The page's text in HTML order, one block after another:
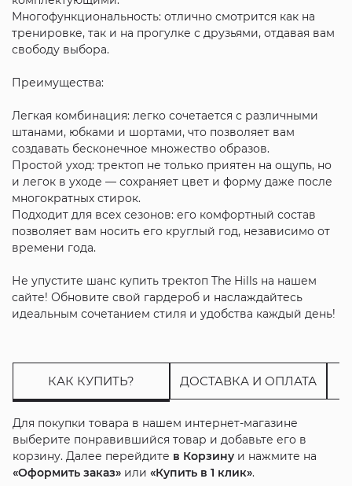
Многофункциональность: отлично смотрится как на
тренировке, так и на прогулке с друзьями, отдавая вам
свободу выбора.
Преимущества:
Легкая комбинация: легко сочетается с различными
штанами, юбками и шортами, что позволяет вам
создавать бесконечное множество образов.
Простой уход: тректоп не только приятен на ощупь, но
и легок в уходе — сохраняет цвет и форму даже после
многократных стирок.
Подходит для всех сезонов: его комфортный состав
позволяет вам носить его круглый год, независимо от
времени года.
Не упустите шанс купить тректоп The Hills на нашем
сайте! Обновите свой гардероб и наслаждайтесь
идеальным сочетанием стиля и удобства каждый день!
КАК КУПИТЬ? ДОСТАВКА И ОПЛАТА
Для покупки товара в нашем интернет-магазине
выберите понравившийся товар и добавьте его в
корзину. Далее перейдите в Корзинуи нажмите на
«Оформить заказ»или «Купить в 1 клик».